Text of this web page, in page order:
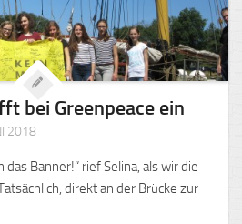
bei Greenpeace ein
2018
das Banner!“ rief Selina, als wir die
direkt an der Brücke zur